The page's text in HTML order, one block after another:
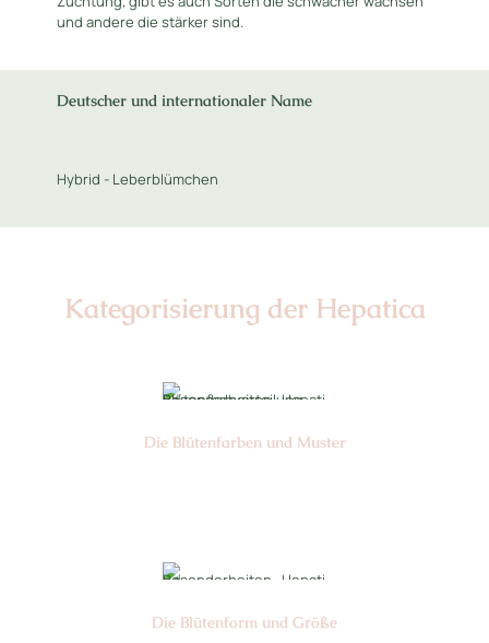
und andere die stärker sind.
Deutscher und internationaler Name
Hybrid - Leberblümchen
Kategorisierung der Hepatica
Die Blüten­farben und Muster
Die Blüten­form und Größe